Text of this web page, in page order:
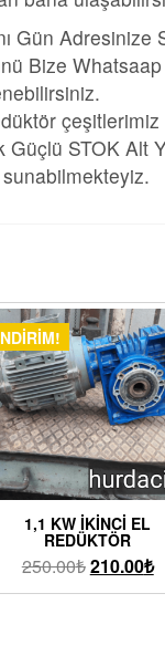
Gün Adresinize
Bize
STOK Alt
1,1 KW İKINCI EL
REDÜKTÖR
250.00₺210.00₺